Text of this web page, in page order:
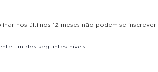
nos últimos 12 meses não podem se inscrever
um dos seguintes níveis: